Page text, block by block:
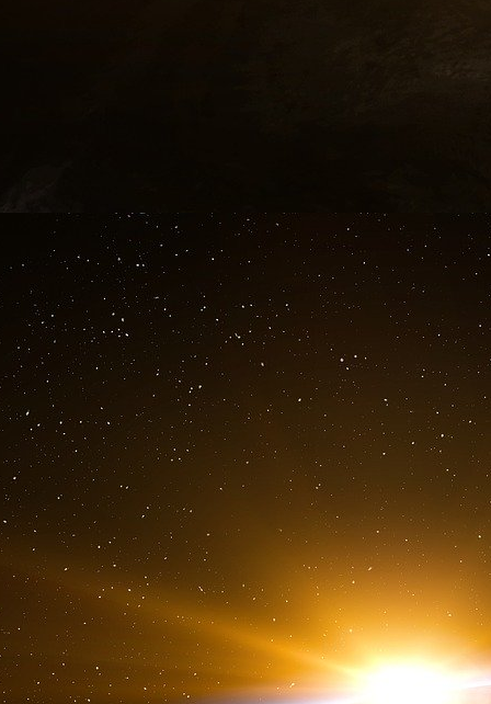
Face à la réaction très négative des
avec des armes nucléaires à leur porte,
« Safeguard », un programme « dérivé » ne
sites de lancement de missiles
Vietnam a creusé les déficits et, devant le
« Safeguard ». De son côté, l’URSS bâtit
Moscou, aucune réaction de la population
réalisation de ce projet et l’installation des
Le traité antimissile balistique (ABM) (3) de
russes et américains, pour des raisons
système américain est abandonné pour des
d’efficacité technique, alors que le
performant, demeure. Cette première
Etats-Unis. Le jeune secrétaire américain à
annuler « Safeguard » s’appelle Donald
offensif, avec l’amélioration des missiles
volet défensif. Cette éclipse de la défense
mars 1983.